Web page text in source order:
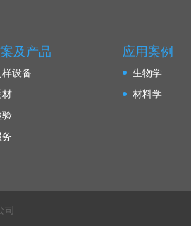
及产品
设备
材
应用案例
生物学
材料学
司